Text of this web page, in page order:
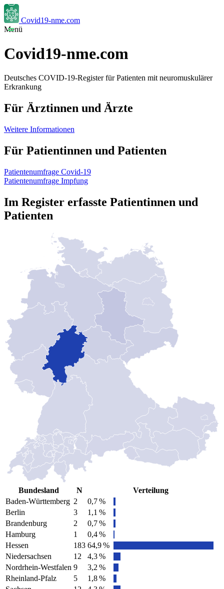
Covid19-nme.com
Menü
Covid19-nme.com
Deutsches COVID-19-Register für Patienten mit neuromuskulärer
Erkrankung
Für Ärztinnen und Ärzte
Weitere Informationen
Für Patientinnen und Patienten
Patientenumfrage Covid-19
Patientenumfrage Impfung
Im Register erfasste Patientinnen und
Patienten
Bundesland N
Verteilung
Baden-Württemberg 2
0,7 %
Berlin
3
1,1 %
Brandenburg
2
0,7 %
Hamburg
1
0,4 %
Hessen
183 64,9 %
Niedersachsen
12
4,3 %
Nordrhein-Westfalen 9
3,2 %
Rheinland-Pfalz
5
1,8 %